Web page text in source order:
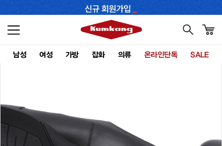
남성 여성 가방 잡화 의류 온라인단독 SALE